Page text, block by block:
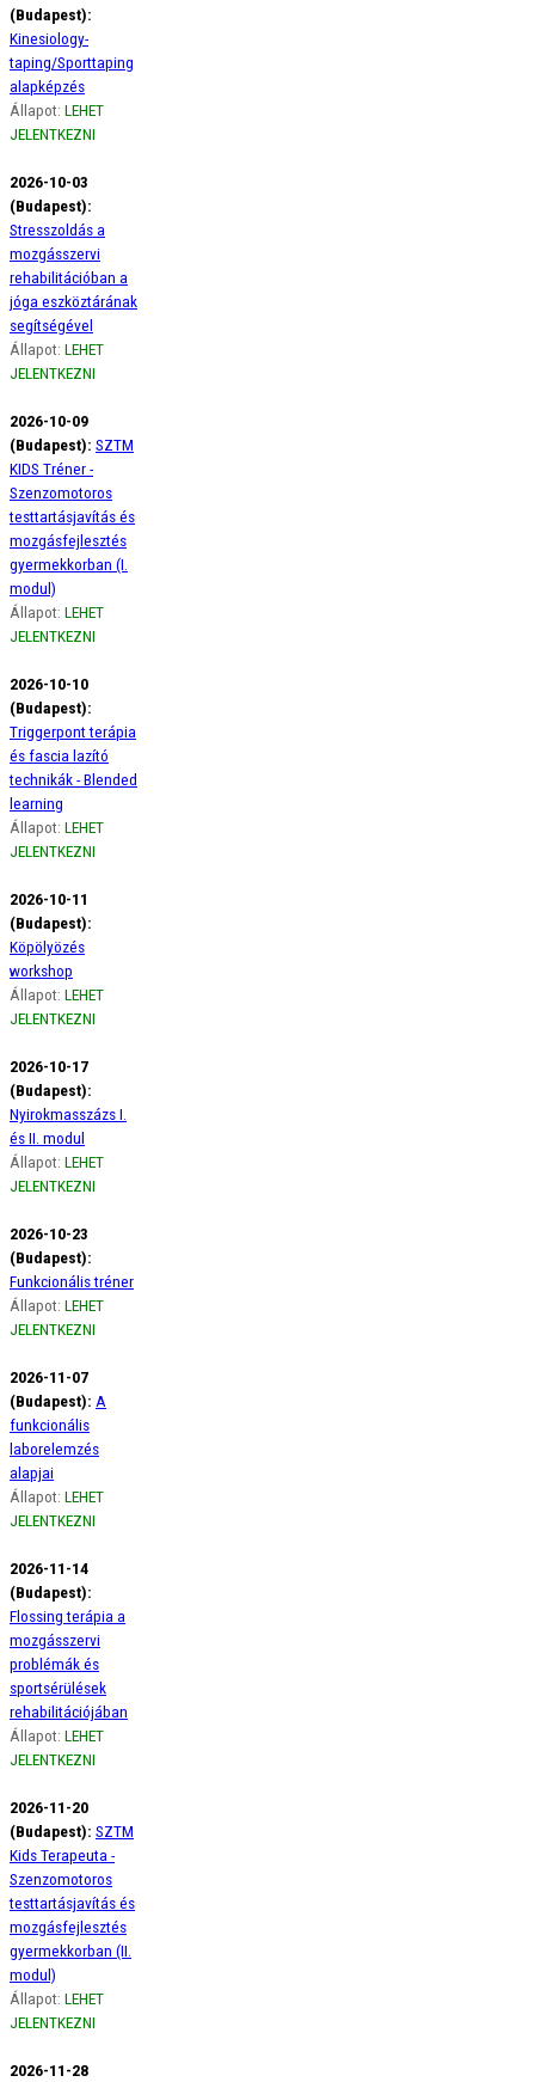
(Budapest):
Kinesiology-
taping/Sporttaping
alapképzés
Állapot: LEHET
JELENTKEZNI
2026-10-03
(Budapest):
Stresszoldás a
mozgásszervi
rehabilitációban a
jóga eszköztárának
segítségével
Állapot: LEHET
JELENTKEZNI
2026-10-09
(Budapest): SZTM
KIDS Tréner -
Szenzomotoros
testtartásjavítás és
mozgásfejlesztés
gyermekkorban (I.
modul)
Állapot: LEHET
JELENTKEZNI
2026-10-10
(Budapest):
Triggerpont terápia
és fascia lazító
technikák - Blended
learning
Állapot: LEHET
JELENTKEZNI
2026-10-11
(Budapest):
Köpölyözés
workshop
Állapot: LEHET
JELENTKEZNI
2026-10-17
(Budapest):
Nyirokmasszázs I.
és II. modul
Állapot: LEHET
JELENTKEZNI
2026-10-23
(Budapest):
Funkcionális tréner
Állapot: LEHET
JELENTKEZNI
2026-11-07
(Budapest): A
funkcionális
laborelemzés
alapjai
Állapot: LEHET
JELENTKEZNI
2026-11-14
(Budapest):
Flossing terápia a
mozgásszervi
problémák és
sportsérülések
rehabilitációjában
Állapot: LEHET
JELENTKEZNI
2026-11-20
(Budapest): SZTM
Kids Terapeuta -
Szenzomotoros
testtartásjavítás és
mozgásfejlesztés
gyermekkorban (II.
modul)
Állapot: LEHET
JELENTKEZNI
2026-11-28